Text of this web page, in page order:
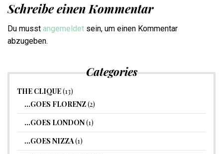
Schreibe einen Kommentar
Du musst angemeldet sein, um einen Kommentar
abzugeben.
Categories
THE CLIQUE(13)
…GOES FLORENZ(2)
…GOES LONDON(1)
…GOES NIZZA(1)